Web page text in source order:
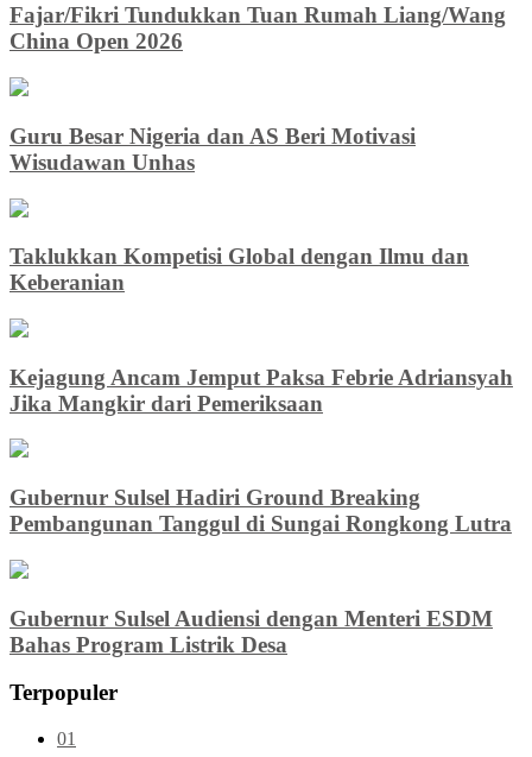
Fajar/Fikri Tundukkan Tuan Rumah Liang/Wang
China Open 2026
Guru Besar Nigeria dan AS Beri Motivasi
Wisudawan Unhas
Taklukkan Kompetisi Global dengan Ilmu dan
Keberanian
Kejagung Ancam Jemput Paksa Febrie Adriansyah
Jika Mangkir dari Pemeriksaan
Gubernur Sulsel Hadiri Ground Breaking
Pembangunan Tanggul di Sungai Rongkong Lutra
Gubernur Sulsel Audiensi dengan Menteri ESDM
Bahas Program Listrik Desa
Terpopuler
01